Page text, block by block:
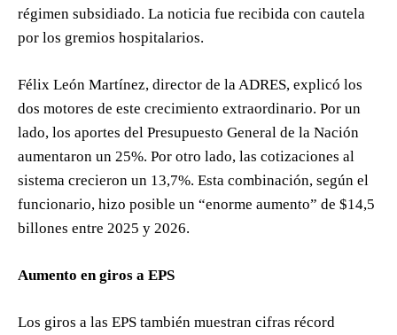
régimen subsidiado. La noticia fue recibida con cautela
por los gremios hospitalarios.
Félix León Martínez, director de la ADRES, explicó los
dos motores de este crecimiento extraordinario. Por un
lado, los aportes del Presupuesto General de la Nación
aumentaron un 25%. Por otro lado, las cotizaciones al
sistema crecieron un 13,7%. Esta combinación, según el
funcionario, hizo posible un “enorme aumento” de $14,5
billones entre 2025 y 2026.
Aumento en giros a EPS
Los giros a las EPS también muestran cifras récord